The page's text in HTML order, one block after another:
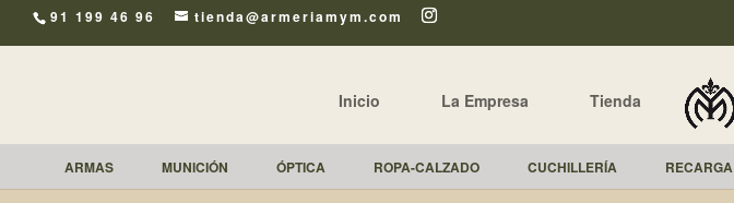
91 199 46 96 tienda@armeriamym.com
Inicio La Empresa Tienda
ARMAS MUNICIÓN ÓPTICA ROPA-CALZADO CUCHILLERÍA RECARGA